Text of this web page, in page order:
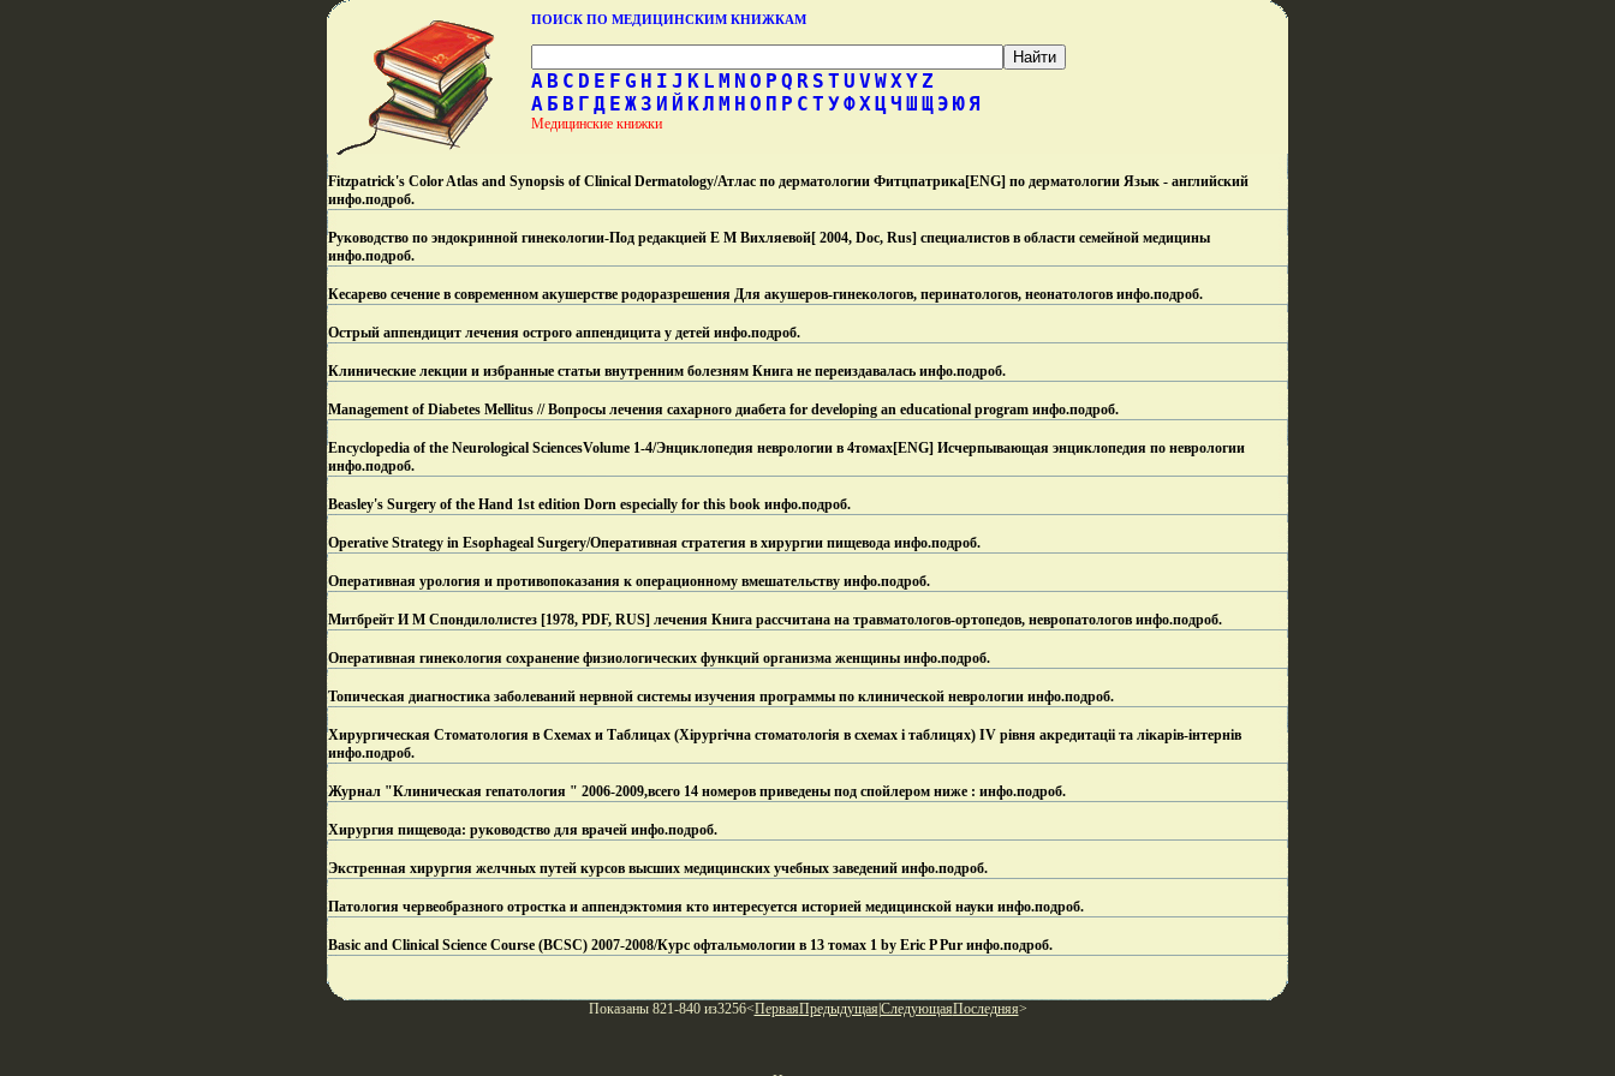
ПОИСК ПО МЕДИЦИНСКИМ КНИЖКАМ
A B C D E F G H I J K L M N O P Q R S T U V WXY Z
А Б В Г Д Е Ж З И Й КЛ М Н О П Р С Т УФХЦЧ Ш Щ Э ЮЯ
Медицинские книжки
Fitzpatrick's Color Atlas and Synopsis of Clinical Dermatology/Атлас по дерматологии Фитцпатрика[ENG] по дерматологии Язык - английский
инфо.подроб.
Руководство по эндокринной гинекологии-Под редакцией E M Вихляевой[ 2004, Doc, Rus] специалистов в области семейной медицины
инфо.подроб.
Кесарево сечение в современном акушерстве родоразрешения Для акушеров-гинекологов, перинатологов, неонатологов инфо.подроб.
Острый аппендицит лечения острого аппендицита у детей инфо.подроб.
Клинические лекции и избранные статьи внутренним болезням Книга не переиздавалась инфо.подроб.
Management of Diabetes Mellitus // Вопросы лечения сахарного диабета for developing an educational program инфо.подроб.
Encyclopedia of the Neurological SciencesVolume 1-4/Энциклопедия неврологии в 4томах[ENG] Исчерпывающая энциклопедия по неврологии
инфо.подроб.
Beasley's Surgery of the Hand 1st edition Dorn especially for this book инфо.подроб.
Operative Strategy in Esophageal Surgery/Оперативная стратегия в хирургии пищевода инфо.подроб.
Оперативная урология и противопоказания к операционному вмешательству инфо.подроб.
Митбрейт И М Спондилолистез [1978, PDF, RUS] лечения Книга рассчитана на травматологов-ортопедов, невропатологов инфо.подроб.
Оперативная гинекология сохранение физиологических функций организма женщины инфо.подроб.
Топическая диагностика заболеваний нервной системы изучения программы по клинической неврологии инфо.подроб.
Хирургическая Стоматология в Схемах и Таблицах (Хірургічна стоматологія в схемах і таблицях) IV рiвня акредитацii та лiкарiв-iнтернiв
инфо.подроб.
Журнал "Клиническая гепатология " 2006-2009,всего 14 номеров приведены под спойлером ниже : инфо.подроб.
Хирургия пищевода: руководство для врачей инфо.подроб.
Экстренная хирургия желчных путей курсов высших медицинских учебных заведений инфо.подроб.
Патология червеобразного отростка и аппендэктомия кто интересуется историей медицинской науки инфо.подроб.
Basic and Clinical Science Course (BCSC) 2007-2008/Курс офтальмологии в 13 томах 1 by Eric P Pur инфо.подроб.
Показаны 821-840 из3256<ПерваяПредыдущая СледующаяПоследняя>